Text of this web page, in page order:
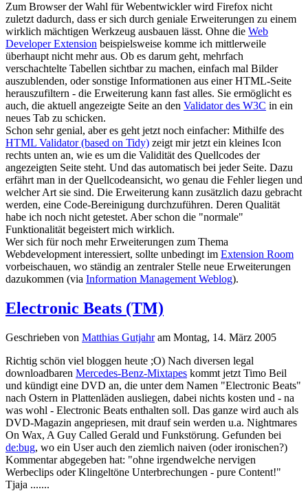
Zum Browser der Wahl für Webentwickler wird Firefox nicht
zuletzt dadurch, dass er sich durch geniale Erweiterungen zu einem
wirklich mächtigen Werkzeug ausbauen lässt. Ohne die Web
Developer Extension beispielsweise komme ich mittlerweile
überhaupt nicht mehr aus. Ob es darum geht, mehrfach
verschachtelte Tabellen sichtbar zu machen, einfach mal Bilder
auszublenden, oder sonstige Informationen aus einer HTML-Seite
herauszufiltern - die Erweiterung kann fast alles. Sie ermöglicht es
auch, die aktuell angezeigte Seite an den Validator des W3C in ein
neues Tab zu schicken.
Schon sehr genial, aber es geht jetzt noch einfacher: Mithilfe des
HTML Validator (based on Tidy) zeigt mir jetzt ein kleines Icon
rechts unten an, wie es um die Validität des Quellcodes der
angezeigten Seite steht. Und das automatisch bei jeder Seite. Dazu
erfährt man in der Quellcodeansicht, wo genau die Fehler liegen und
welcher Art sie sind. Die Erweiterung kann zusätzlich dazu gebracht
werden, eine Code-Bereinigung durchzuführen. Deren Qualität
habe ich noch nicht getestet. Aber schon die "normale"
Funktionalität begeistert mich wirklich.
Wer sich für noch mehr Erweiterungen zum Thema
Webdevelopment interessiert, sollte unbedingt im Extension Room
vorbeischauen, wo ständig an zentraler Stelle neue Erweiterungen
dazukommen (via Information Management Weblog).
Electronic Beats (TM)
Geschrieben von Matthias Gutjahram Montag, 14. März 2005
Richtig schön viel bloggen heute ;O) Nach diversen legal
downloadbaren Mercedes-Benz-Mixtapes kommt jetzt Timo Beil
und kündigt eine DVD an, die unter dem Namen "Electronic Beats"
nach Ostern in Plattenläden ausliegen, dabei nichts kosten und - na
was wohl - Electronic Beats enthalten soll. Das ganze wird auch als
DVD-Magazin angepriesen, mit drauf sein werden u.a. Nightmares
On Wax, A Guy Called Gerald und Funkstörung. Gefunden bei
de:bug, wo ein User auch den ziemlich naiven (oder ironischen?)
Kommentar abgegeben hat: "ohne irgendwelche nervigen
Werbeclips oder Klingeltöne Unterbrechungen - pure Content!"
Tjaja .......